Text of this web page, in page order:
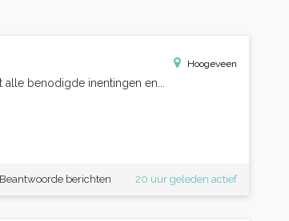
Hoogeveen
benodigde inentingen en...
20 uur geleden actief
berichten